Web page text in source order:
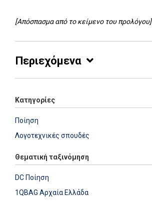
[Απόσπασμα από το κείμενο του προλόγου]
Περιεχόμενα
Κατηγορίες
Ποίηση
Λογοτεχνικές σπουδές
Θεματική ταξινόμηση
DC Ποίηση
1QBAG Αρχαία Ελλάδα